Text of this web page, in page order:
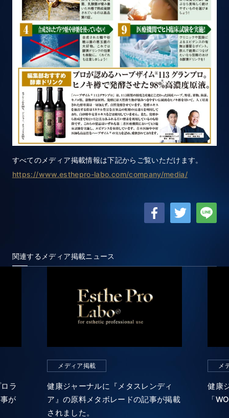
すべてのメディア掲載情報は下記からご覧いただけます。
https://www.esthepro-labo.com/company/media/
関連するメディア掲載ニュース
ラ
が
メディア掲載
健康ジャーナルに『メタスレンディ
ア』の原料メタボレードの記事が掲載
されました。
メ
健康
「